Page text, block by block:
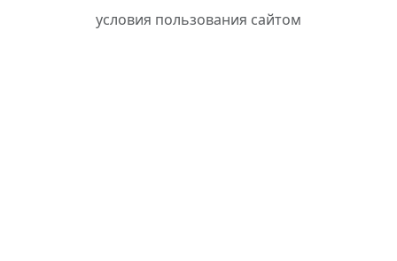
условия пользования сайтом